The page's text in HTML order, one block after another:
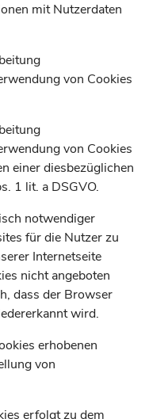
mit Nutzerdaten
von Cookies
von Cookies
einer diesbezüglichen
1 lit. a DSGVO.
notwendiger
für die Nutzer zu
Internetseite
nicht angeboten
dass der Browser
wird.
erhobenen
von
erfolgt zu dem